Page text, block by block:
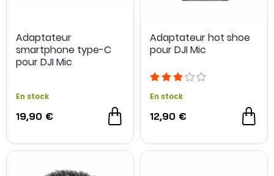
Adaptateur
smartphone type-C
pour DJI Mic
En stock
19,90 €
Adaptateur hot shoe
pour DJI Mic
En stock
12,90 €